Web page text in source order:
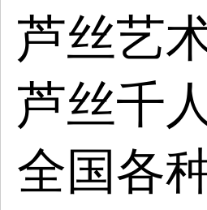
芦丝艺
芦丝千
全国各